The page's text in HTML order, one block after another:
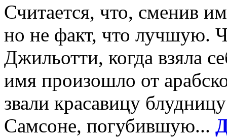
Считается, что, сменив
но не факт, что лучшую.
Джильотти, когда взяла
имя произошло от
звали красавицу
Самсоне, погубившую...